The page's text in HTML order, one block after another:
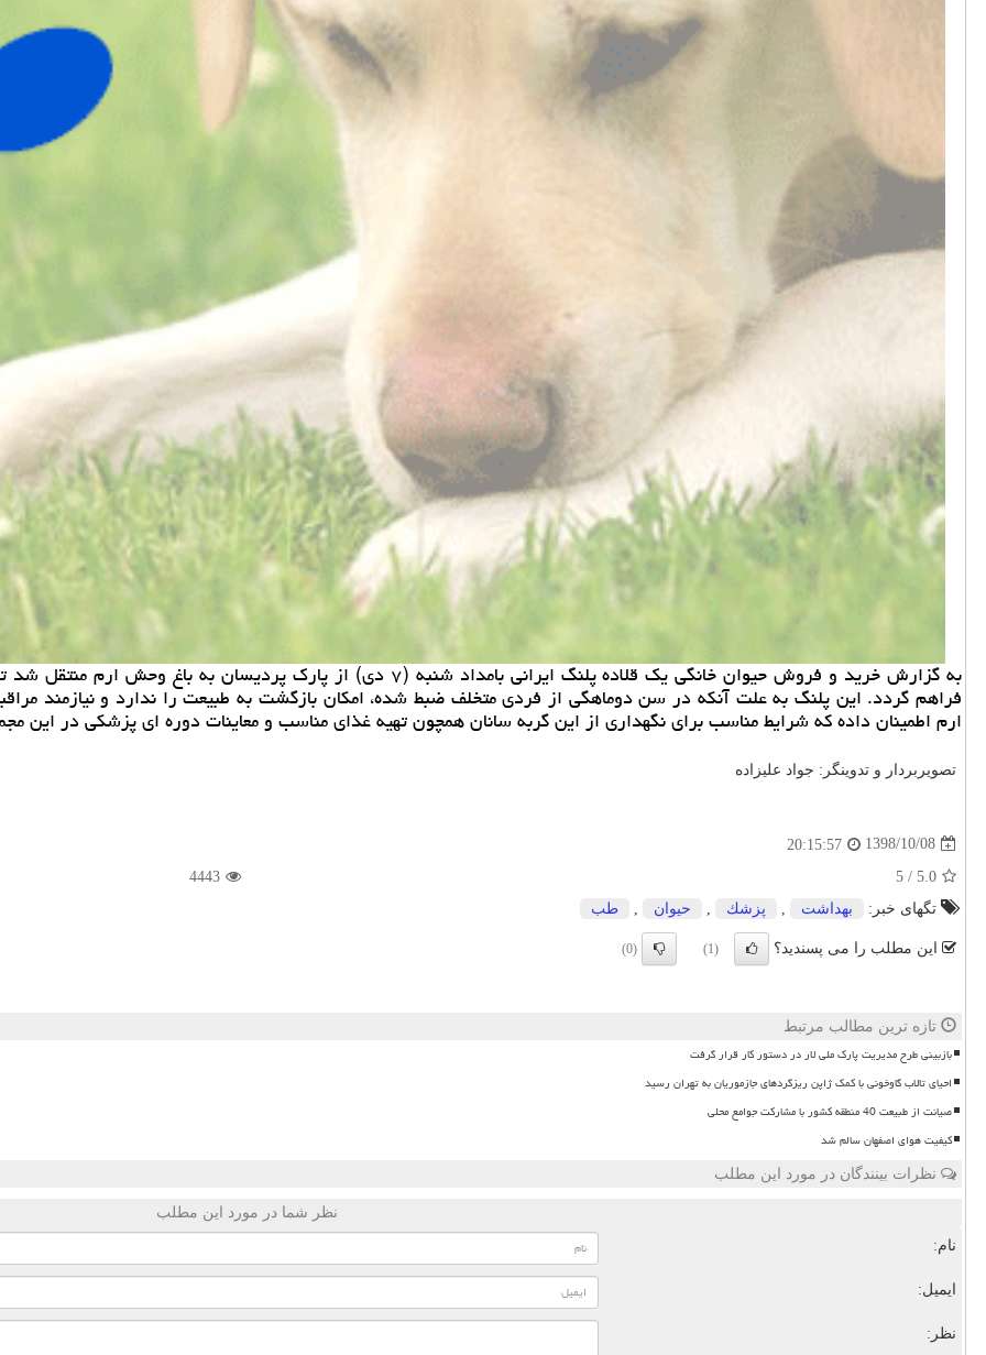
به گزارش خرید و فروش حیوان خانگی یك قلاده پلنگ ایرانی بامداد شنبه (۷ دی)
فراهم گردد. این پلنگ به علت آنكه در سن دوماهگی از فردی متخلف ضبط شده، امكان بازگشت به طبیعت را ندارد و نیازمند
ارم اطمینان داده كه شرایط مناسب برای نگهداری از این گربه سانان همچون تهیه غذای مناسب و معاینات دوره ای پزشكی در این
تصویربردار و تدوینگر: جواد علیزاده
1398/10/08
20:15:57
5.0
/
5
4443
تگهای خبر:
بهداشت پزشك حیوان طب
این مطلب را می پسندید؟ (1)
(0)
تازه ترین مطالب مرتبط
بازبینی طرح مدیریت پارک ملی لار در دستور کار قرار گرفت
احیای تالاب گاوخونی با کمک ژاپن ریزگردهای جازموریان به تهران رسید
صیانت از طبیعت 40 منطقه کشور با مشارکت جوامع محلی
کیفیت هوای اصفهان سالم شد
نظرات بینندگان در مورد این مطلب
نظر شما در مورد این مطلب
نام:
ایمیل:
نظر: